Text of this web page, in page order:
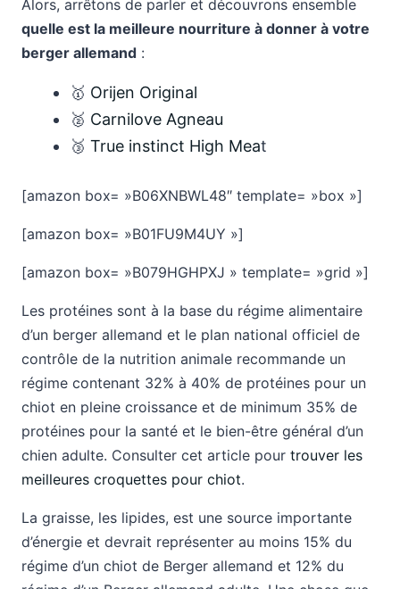
Alors, arrêtons de parler et découvrons ensemble
quelle est la meilleure nourriture à donner à votre
berger allemand :
🥇 Orijen Original
🥈 Carnilove Agneau
🥉 True instinct High Meat
[amazon box= »B06XNBWL48″ template= »box »]
[amazon box= »B01FU9M4UY »]
[amazon box= »B079HGHPXJ » template= »grid »]
Les protéines sont à la base du régime alimentaire
d’un berger allemand et le plan national officiel de
contrôle de la nutrition animale recommande un
régime contenant 32% à 40% de protéines pour un
chiot en pleine croissance et de minimum 35% de
protéines pour la santé et le bien-être général d’un
chien adulte. Consulter cet article pour trouver les
meilleures croquettes pour chiot.
La graisse, les lipides, est une source importante
d’énergie et devrait représenter au moins 15% du
régime d’un chiot de Berger allemand et 12% du